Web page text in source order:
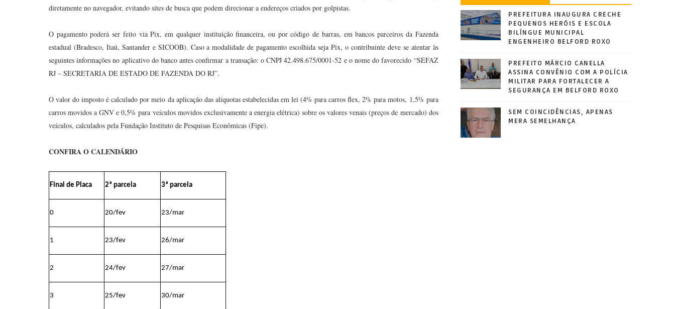
diretamente no navegador, evitando sites de busca que podem direcionar a endereços criados por golpistas.
O pagamento poderá ser feito via Pix, em qualquer instituição financeira, ou por código de barras, em bancos parceiros da Fazenda
estadual (Bradesco, Itaú, Santander e SICOOB). Caso a modalidade de pagamento escolhida seja Pix, o contribuinte deve se atentar às
seguintes informações no aplicativo do banco antes confirmar a transação: o CNPJ 42.498.675/0001-52 e o nome do favorecido “SEFAZ
RJ – SECRETARIA DE ESTADO DE FAZENDA DO RJ”.
O valor do imposto é calculado por meio da aplicação das alíquotas estabelecidas em lei (4% para carros flex, 2% para motos, 1,5% para
carros movidos a GNV e 0,5% para veículos movidos exclusivamente a energia elétrica) sobre os valores venais (preços de mercado) dos
veículos, calculados pela Fundação Instituto de Pesquisas Econômicas (Fipe).
CONFIRA O CALENDÁRIO
Final de Placa 2ª parcela 3ª parcela
0 20/fev 23/mar
1 23/fev 26/mar
2 24/fev 27/mar
3 25/fev 30/mar
PREFEITURA INAUGURA CRECHE
PEQUENOS HERÓIS E ESCOLA
BILÍNGUE MUNICIPAL
ENGENHEIRO BELFORD ROXO
PREFEITO MÁRCIO CANELLA
ASSINA CONVÊNIO COM A POLÍCIA
MILITAR PARA FORTALECER A
SEGURANÇA EM BELFORD ROXO
SEM COINCIDÊNCIAS, APENAS
MERA SEMELHANÇA